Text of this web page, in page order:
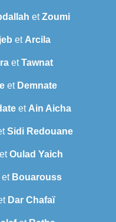
etZoumi
et Arcila
etTawnat
et Demnate
et Ain Aicha
Sidi Redouane
etOulad Yaich
et Bouarouss
Dar Chafaï